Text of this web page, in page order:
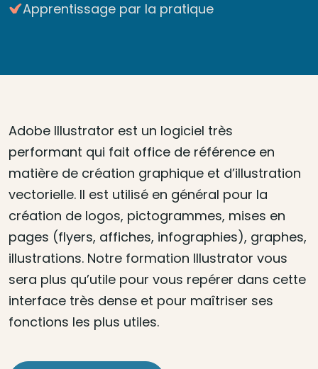
Apprentissage par la pratique
Adobe Illustrator est un logiciel très
performant qui fait office de référence en
matière de création graphique et d’illustration
vectorielle. Il est utilisé en général pour la
création de logos, pictogrammes, mises en
pages (flyers, affiches, infographies), graphes,
illustrations. Notre formation Illustrator vous
sera plus qu’utile pour vous repérer dans cette
interface très dense et pour maîtriser ses
fonctions les plus utiles.